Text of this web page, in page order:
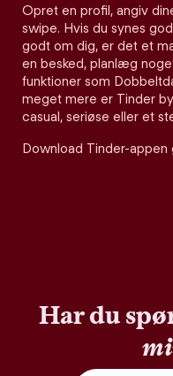
Opret en profil, angiv
swipe. Hvis du synes
godt om dig, er det et
en besked, planlæg
funktioner som
meget mere er Tinder
casual, seriøse eller et
Download Tinder-appen
Har du